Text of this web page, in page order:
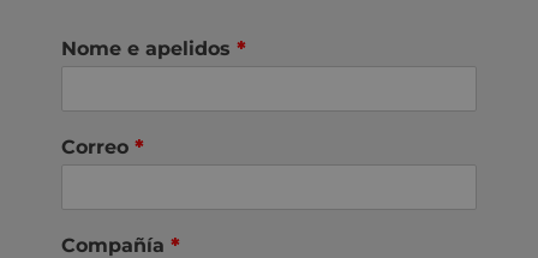
Nome e apelidos *
Correo *
Compañía *